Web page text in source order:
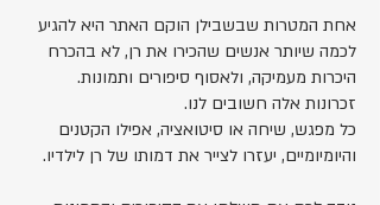
אחת המטרות שבשבילן הוקם האתר היא להגיע
לכמה שיותר אנשים שהכירו את רן, לא בהכרח
היכרות מעמיקה, ולאסוף סיפורים ותמונות.
זכרונות אלה חשובים לנו.
כל מפגש, שיחה או סיטואציה, אפילו הקטנים
והיומיומיים, יעזרו לצייר את דמותו של רן לילדיו.